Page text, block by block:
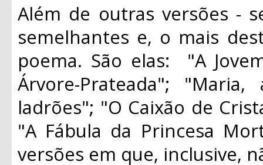
Além de outras versões -
semelhantes e, o mais
poema. São elas: "A
Árvore-Prateada";
ladrões"; "O Caixão de
"A Fábula da Princesa
versões em que, inclusive,